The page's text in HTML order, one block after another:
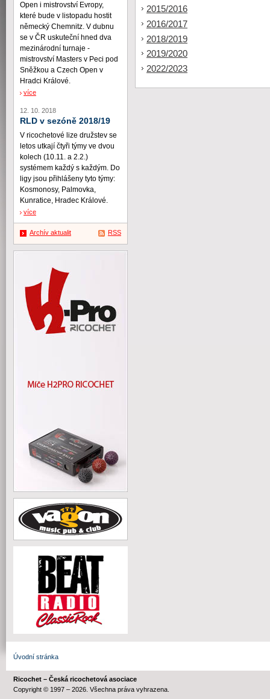
2015/2016
2016/2017
2018/2019
2019/2020
2022/2023
Open i mistrovství Evropy,
které bude v listopadu hostit
německý Chemnitz. V dubnu
se v ČR uskuteční hned dva
mezinárodní turnaje -
mistrovství Masters v Peci pod
Sněžkou a Czech Open v
Hradci Králové.
více
12. 10. 2018
RLD v sezóně 2018/19
V ricochetové lize družstev se
letos utkají čtyři týmy ve dvou
kolech (10.11. a 2.2.)
systémem každý s každým. Do
ligy jsou přihlášeny tyto týmy:
Kosmonosy, Palmovka,
Kunratice, Hradec Králové.
více
Archív aktualit RSS
Úvodní stránka
Ricochet – Česká ricochetová asociace
Copyright © 1997 – 2026. Všechna práva vyhrazena.